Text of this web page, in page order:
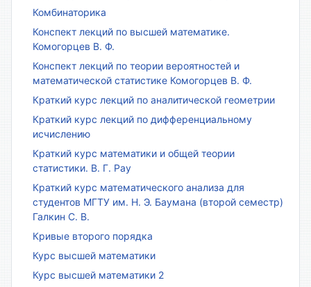
Комбинаторика
Конспект лекций по высшей математике.
Комогорцев В. Ф.
Конспект лекций по теории вероятностей и
математической статистике Комогорцев В. Ф.
Краткий курс лекций по аналитической геометрии
Краткий курс лекций по дифференциальному
исчислению
Краткий курс математики и общей теории
статистики. В. Г. Рау
Краткий курс математического анализа для
студентов МГТУ им. Н. Э. Баумана (второй семестр)
Галкин С. В.
Кривые второго порядка
Курс высшей математики
Курс высшей математики 2